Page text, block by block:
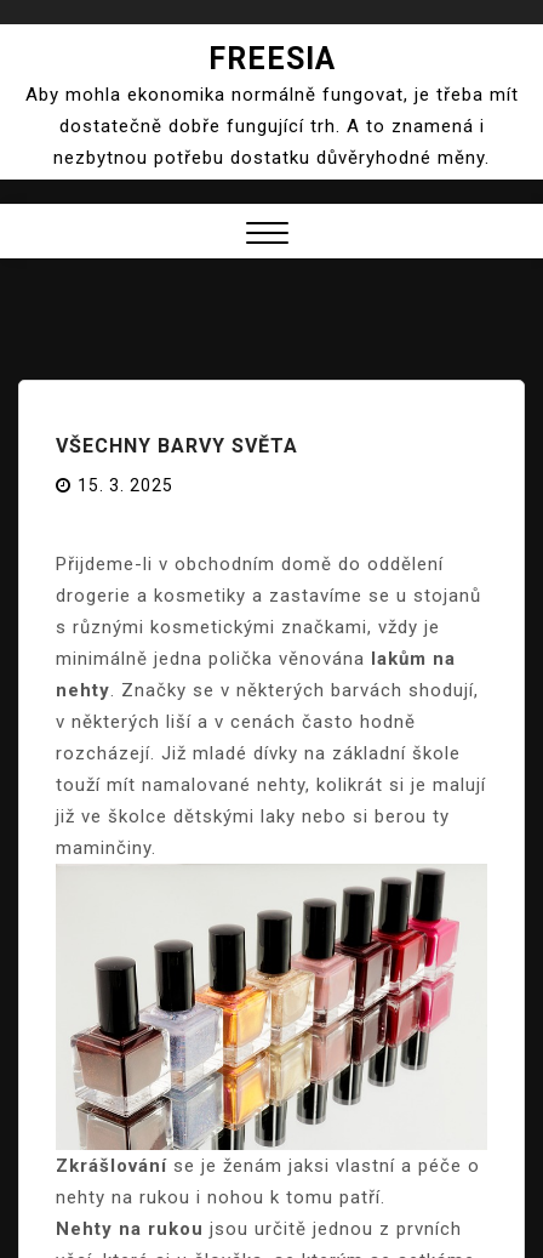
content
FREESIA
Aby mohla ekonomika normálně fungovat, je třeba mít
dostatečně dobře fungující trh. A to znamená i
nezbytnou potřebu dostatku důvěryhodné měny.
VŠECHNY BARVY SVĚTA
15. 3. 2025
Přijdeme-li v obchodním domě do oddělení
drogerie a kosmetiky a zastavíme se u stojanů
s různými kosmetickými značkami, vždy je
minimálně jedna polička věnována lakům na
nehty . Značky se v některých barvách shodují,
v některých liší a v cenách často hodně
rozcházejí. Již mladé dívky na základní škole
touží mít namalované nehty, kolikrát si je malují
již ve školce dětskými laky nebo si berou ty
maminčiny.
Zkrášlování se je ženám jaksi vlastní a péče o
nehty na rukou i nohou k tomu patří.
Nehty na rukou jsou určitě jednou z prvních